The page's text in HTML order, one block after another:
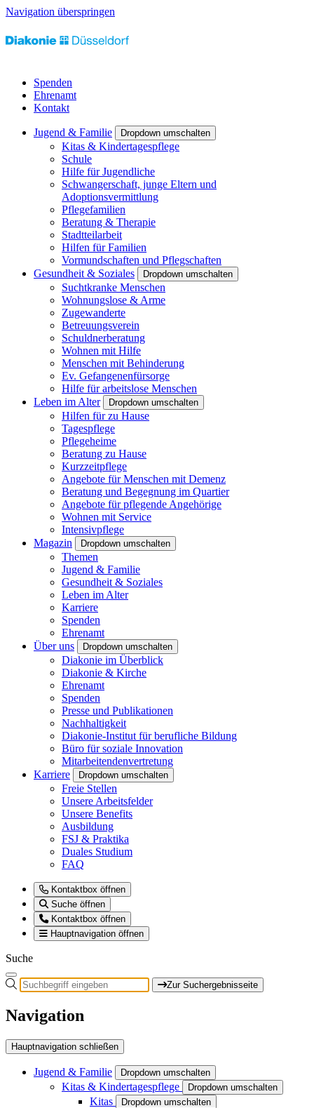
Navigation überspringen
Spenden
Ehrenamt
Kontakt
Jugend & Familie Dropdown umschalten
Kitas & Kindertagespflege
Schule
Hilfe für Jugendliche
Schwangerschaft, junge Eltern und
Adoptionsvermittlung
Pflegefamilien
Beratung & Therapie
Stadtteilarbeit
Hilfen für Familien
Vormundschaften und Pflegschaften
Gesundheit & Soziales
Dropdown umschalten
Suchtkranke Menschen
Wohnungslose & Arme
Zugewanderte
Betreuungsverein
Schuldnerberatung
Wohnen mit Hilfe
Menschen mit Behinderung
Ev. Gefangenenfürsorge
Hilfe für arbeitslose Menschen
Leben im Alter
Dropdown umschalten
Hilfen für zu Hause
Tagespflege
Pflegeheime
Beratung zu Hause
Kurzzeitpflege
Angebote für Menschen mit Demenz
Beratung und Begegnung im Quartier
Angebote für pflegende Angehörige
Wohnen mit Service
Intensivpflege
Magazin
Dropdown umschalten
Themen
Jugend & Familie
Gesundheit & Soziales
Leben im Alter
Karriere
Spenden
Ehrenamt
Über uns
Dropdown umschalten
Diakonie im Überblick
Diakonie & Kirche
Ehrenamt
Spenden
Presse und Publikationen
Nachhaltigkeit
Diakonie-Institut für berufliche Bildung
Büro für soziale Innovation
Mitarbeitendenvertretung
Karriere
Dropdown umschalten
Freie Stellen
Unsere Arbeitsfelder
Unsere Benefits
Ausbildung
FSJ & Praktika
Duales Studium
FAQ
Kontaktbox öffnen
Suche öffnen
Kontaktbox öffnen
Hauptnavigation öffnen
Suche
Zur Suchergebnisseite
Navigation
Hauptnavigation schließen
Jugend & Familie Dropdown umschalten
Kitas & Kindertagespflege Dropdown umschalten
Kitas Dropdown umschalten